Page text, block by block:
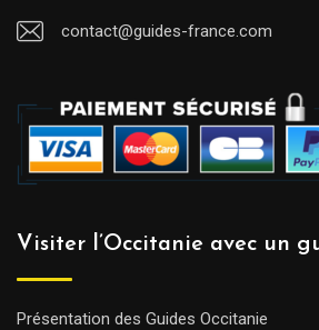
contact@guides-france.com
Visiter l’Occitanie avec un
Présentation des Guides Occitanie